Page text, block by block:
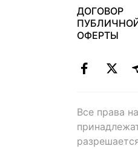
ДОГОВОР
ОФЕРТЫ
Все права